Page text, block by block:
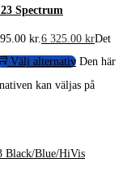
Spectrum
kr.6 325.00 krDet
Välj alternativ Den här
kan väljas på